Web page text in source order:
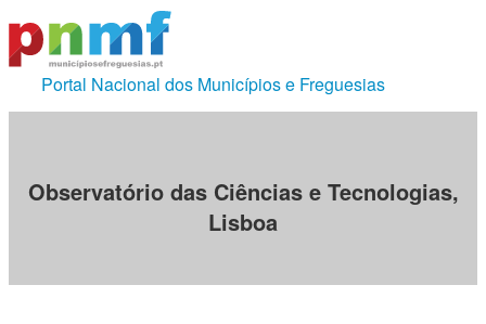
Portal Nacional dos Municípios e Freguesias
Observatório das Ciências e Tecnologias,
Lisboa